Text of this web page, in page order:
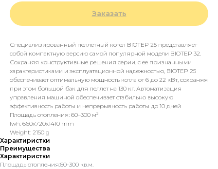
Заказать
Специализированный пеллетный котел BIOTEP 25 представляет
собой компактную версию самой популярной модели BIOTEP 32.
Сохраняя конструктивные решения серии, с ее признанными
характеристиками и эксплуатационной надежностью, BIOTEP 25
обеспечивает оптимальную мощность котла от 6 до 22 кВт, сохраняя
при этом большой бак для пеллет на 130 кг. Автоматизация
управления машиной обеспечивает стабильно высокую
эффективность работы и непрерывность работы до 10 дней
Площадь отопления: 60–300 м²
lwh: 660x720x1410 mm
Weight: 2150 g
Характиристки
Преимущества
Характиристки
Площадь отопления:60-300 кв.м.